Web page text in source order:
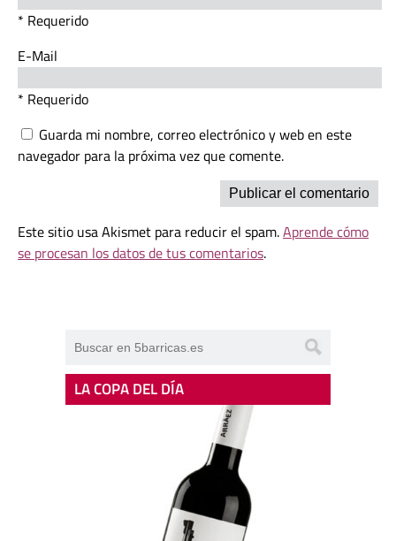
* Requerido
E-Mail
* Requerido
Guarda mi nombre, correo electrónico y web en este
navegador para la próxima vez que comente.
Este sitio usa Akismet para reducir el spam.Aprende cómo
se procesan los datos de tus comentarios.
LA COPA DEL DÍA